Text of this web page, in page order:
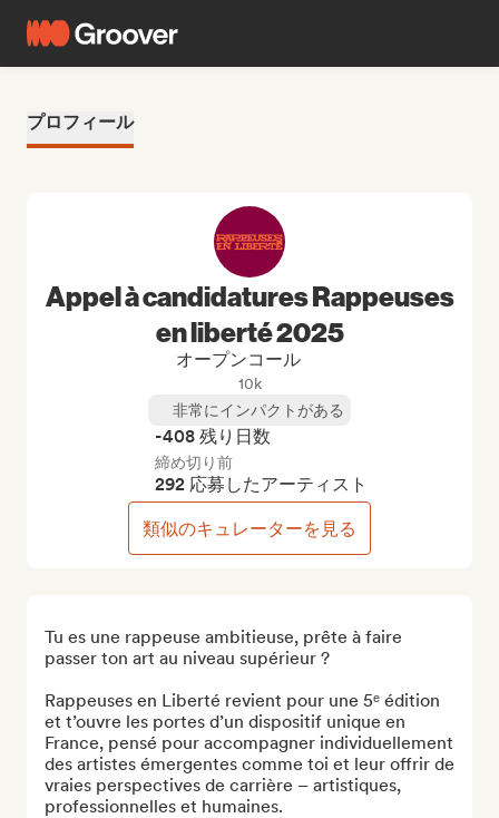
プロフィール
Tu es une rappeuse ambitieuse, prête à faire
passer ton art au niveau supérieur ?
Rappeuses en Liberté revient pour une 5ᵉ édition
et t’ouvre les portes d’un dispositif unique en
France, pensé pour accompagner individuellement
des artistes émergentes comme toi et leur offrir de
vraies perspectives de carrière – artistiques,
professionnelles et humaines.
Appel à candidatures Rappeuses
en liberté 2025
オープンコール
10k
非常にインパクトがある
-408 残り日数
締め切り前
292 応募したアーティスト
類似のキュレーターを見る